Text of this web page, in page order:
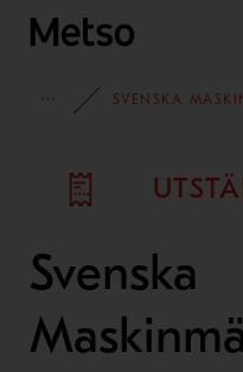
Hoppa
EVENEMANG
SVENSKA
Svenska